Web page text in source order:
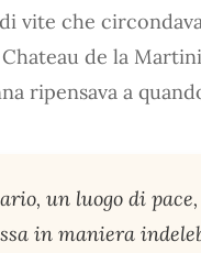
vite che
de la
ripensava a
un luogo di
in maniera